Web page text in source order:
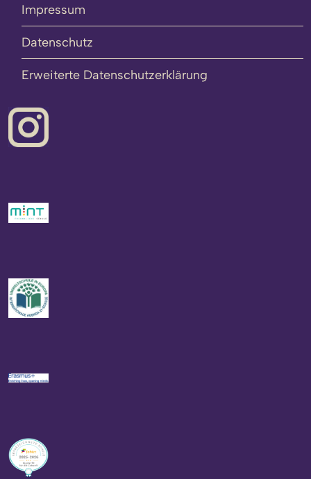
Impressum
Datenschutz
Erweiterte Datenschutzerklärung